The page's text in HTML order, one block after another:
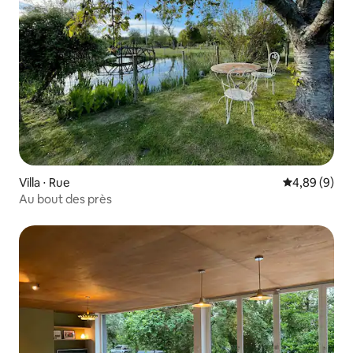
Villa ⋅ Rue Évaluation
4,89 (9)
Au bout des près